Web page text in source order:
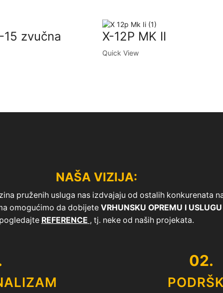
15 zvučna
X-12P MK II
Quick View
NAŠA VIZIJA:
pruženih usluga nas izdvajaju od ostalih konkurenata
omogućimo da dobijete VRHUNSKU OPREMU I USLUGU
pogledajte REFERENCE , tj. neke od naših projekata.
02.